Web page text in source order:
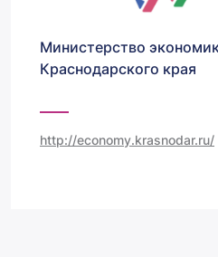
Министерство
Краснодарского края
http://economy.krasnodar.ru/